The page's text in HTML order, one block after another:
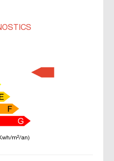
m²/an)